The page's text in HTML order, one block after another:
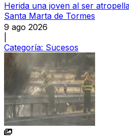
Herida una joven al ser
Santa Marta de Tormes
9 ago 2026
Categoría: Sucesos